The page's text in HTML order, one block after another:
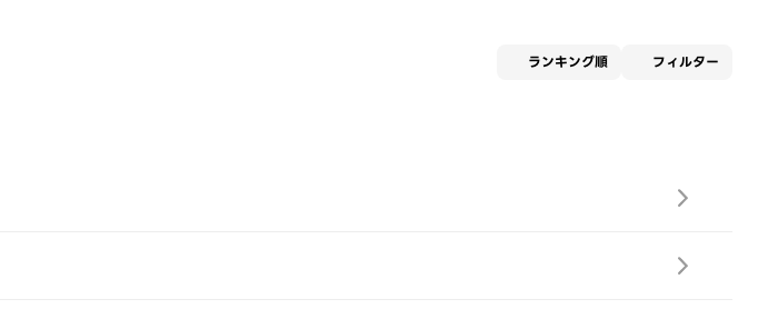
ランキング順 フィルター